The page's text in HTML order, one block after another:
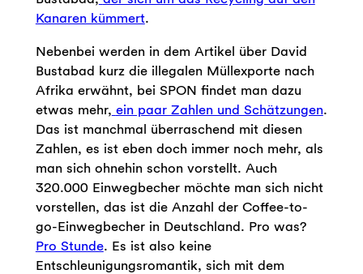
Kanaren kümmert.
Nebenbei werden in dem Artikel über David
Bustabad kurz die illegalen Müllexporte nach
Afrika erwähnt, bei SPON findet man dazu
etwas mehr, ein paar Zahlen und Schätzungen.
Das ist manchmal überraschend mit diesen
Zahlen, es ist eben doch immer noch mehr, als
man sich ohnehin schon vorstellt. Auch
320.000 Einwegbecher möchte man sich nicht
vorstellen, das ist die Anzahl der Coffee-to-
go-Einwegbecher in Deutschland. Pro was?
Pro Stunde. Es ist also keine
Entschleunigungsromantik, sich mit dem